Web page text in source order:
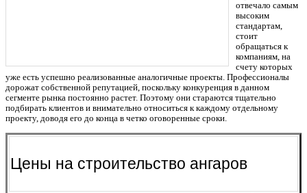
отвечало самым
высоким
стандартам,
стоит
обращаться к
компаниям, на
счету которых
уже есть успешно реализованные аналогичные проекты. Профессионалы
дорожат собственной репутацией, поскольку конкуренция в данном
сегменте рынка постоянно растет. Поэтому они стараются тщательно
подбирать клиентов и внимательно относиться к каждому отдельному
проекту, доводя его до конца в четко оговоренные сроки.
Цены на строительство ангаров